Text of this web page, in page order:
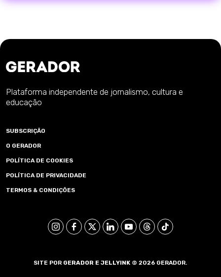
Plataforma independente de jornalismo, cultura e
educação
SUBSCRIÇÃO
O GERADOR
POLÍTICA DE COOKIES
POLÍTICA DE PRIVACIDADE
TERMOS & CONDIÇÕES
SITE POR GERADOR E JELLYINK © 2026 GERADOR.